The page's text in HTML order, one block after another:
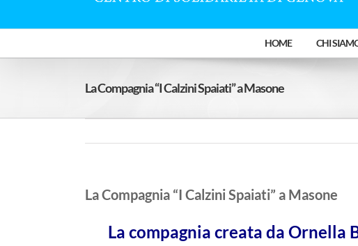
HOME CHI
La Compagnia “I Calzini Spaiati” a Masone
La Compagnia “I Calzini Spaiati” a Masone
La compagnia creata da Ornella